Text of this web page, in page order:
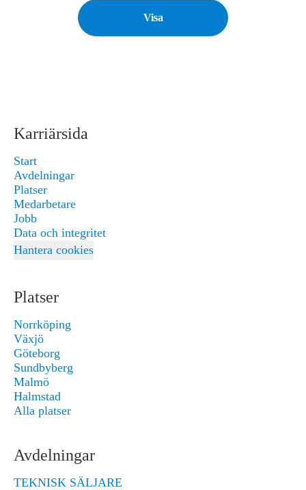
Visa
Karriärsida
Start
Avdelningar
Platser
Medarbetare
Jobb
Data och integritet
Hantera cookies
Platser
Norrköping
Växjö
Göteborg
Sundbyberg
Malmö
Halmstad
Alla platser
Avdelningar
TEKNISK SÄLJARE